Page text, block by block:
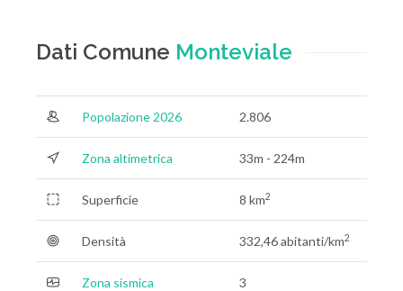
Dati Comune Monteviale
Popolazione 2026 2.806
Zona altimetrica 33m - 224m
Superficie 8 km2
Densità 332,46 abitanti/km2
Zona sismica 3